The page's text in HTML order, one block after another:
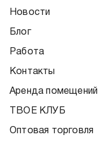
Новости
Блог
Работа
Контакты
Аренда помещений
ТВОЕ КЛУБ
Оптовая торговля